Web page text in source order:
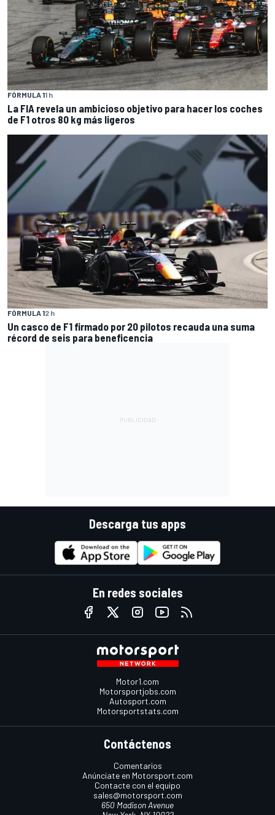
FÓRMULA 11 h
La FIA revela un ambicioso objetivo para hacer los coches
de F1 otros 80 kg más ligeros
FÓRMULA 12 h
Un casco de F1 firmado por 20 pilotos recauda una suma
récord de seis para beneficencia
Descarga tus apps
En redes sociales
Motor1.com
Motorsportjobs.com
Autosport.com
Motorsportstats.com
Contáctenos
Comentarios
Anúnciate en Motorsport.com
Contacte con el equipo
sales@motorsport.com
650 Madison Avenue